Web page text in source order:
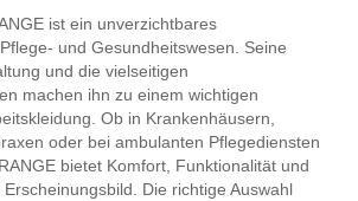
ist ein unverzichtbares
und Gesundheitswesen. Seine
und die vielseitigen
machen ihn zu einem wichtigen
Ob in Krankenhäusern,
oder bei ambulanten Pflegediensten
bietet Komfort, Funktionalität und
Die richtige Auswahl